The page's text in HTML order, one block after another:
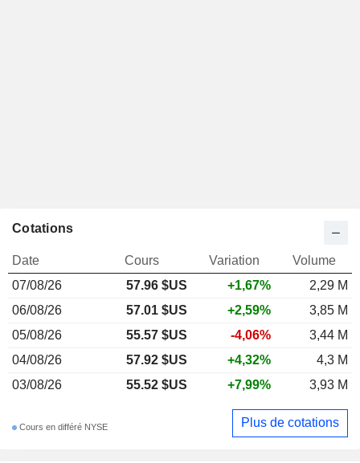
Cotations
Date Cours Variation
Volume
07/08/26
57.96 $US +1,67%
2,29 M
06/08/26
57.01 $US +2,59%
3,85 M
05/08/26
55.57 $US -4,06%
3,44 M
04/08/26
57.92 $US +4,32%
4,3 M
03/08/26
55.52 $US +7,99% 3,93 M
Cours en différé NYSE Plus de cotations